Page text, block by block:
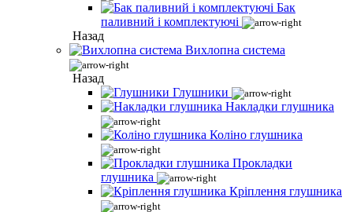
Бак
паливний і комплектуючі
Назад
Вихлопна система
Назад
Глушники
Накладки глушника
Коліно глушника
Прокладки
глушника
Кріплення глушника